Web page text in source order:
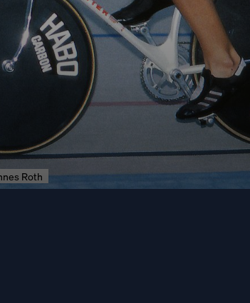
Roth